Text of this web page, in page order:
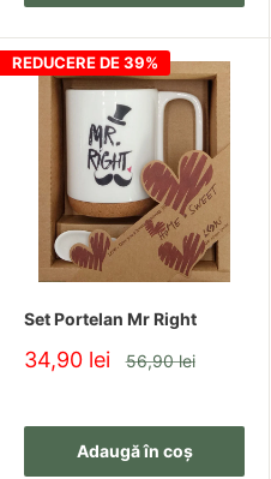
REDUCERE DE 39%
Set Portelan Mr Right
Pret
redus
34,90 lei Pret
56,90 lei
Adaugă în coș